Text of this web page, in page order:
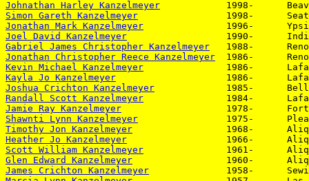
Johnathan Harley Kanzelmeyer
Simon Gareth Kanzelmeyer
Jonathan Mark Kanzelmeyer
Joel David Kanzelmeyer
Gabriel James Christopher Kanzelmeyer
Jonathan Christopher Reece Kanzelmeyer
Kevin Michael Kanzelmeyer
Kayla Jo Kanzelmeyer
Joshua Crichton Kanzelmeyer
Randall Scott Kanzelmeyer
Jamie Ray Kanzelmeyer
Shawnti Lynn Kanzelmeyer
Timothy Jon Kanzelmeyer
Heather Jo Kanzelmeyer
Scott William Kanzelmeyer
Glen Edward Kanzelmeyer
James Crichton Kanzelmeyer